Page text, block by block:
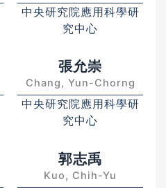
中央研究院應用科學研
究中心
張允崇
Chang, Yun-Chorng
中央研究院應用科學研
究中心
郭志禹
Kuo, Chih-Yu